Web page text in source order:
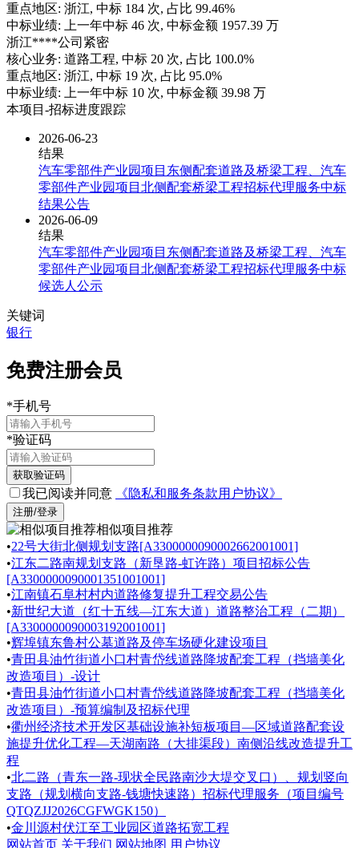
重点地区: 浙江, 中标 184 次, 占比 99.46%
中标业绩:
上一年中标 46 次, 中标金额 1957.39 万
浙江****公司 紧密
核心业务: 道路工程, 中标 20 次, 占比 100.0%
重点地区: 浙江, 中标 19 次, 占比 95.0%
中标业绩:
上一年中标 10 次, 中标金额 39.98 万
本项目-招标进度跟踪
2026-06-23
结果
汽车零部件产业园项目东侧配套道路及桥梁工程、汽车
零部件产业园项目北侧配套桥梁工程招标代理服务中标
结果公告
2026-06-09
结果
汽车零部件产业园项目东侧配套道路及桥梁工程、汽车
零部件产业园项目北侧配套桥梁工程招标代理服务中标
候选人公示
关键词
银行
免费注册会员
*手机号
*验证码
获取验证码
我已阅读并同意 《隐私和服务条款用户协议》
注册/登录
相似项目推荐
•22号大街北侧规划支路[A3300000090002662001001]
•江东二路南规划支路（新垦路-虹许路）项目招标公告
[A3300000090001351001001]
•江南镇石阜村村内道路修复提升工程交易公告
•新世纪大道（红十五线—江东大道）道路整治工程（二期）
[A3300000090003192001001]
•辉埠镇东鲁村公墓道路及停车场硬化建设项目
•青田县油竹街道小口村青岱线道路降坡配套工程（挡墙美化
改造项目）-设计
•青田县油竹街道小口村青岱线道路降坡配套工程（挡墙美化
改造项目）-预算编制及招标代理
•衢州经济技术开发区基础设施补短板项目—区域道路配套设
施提升优化工程—天湖南路（大排渠段）南侧沿线改造提升工
程
•北二路（青东一路-现状全民路南沙大堤交叉口）、规划竖向
支路（规划横向支路-钱塘快速路）招标代理服务（项目编号
QTQZJJ2026CGFWGK150）
•金川源村伏江至工业园区道路拓宽工程
网站首页 关于我们 网站地图 用户协议